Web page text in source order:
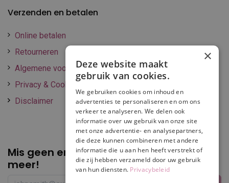
Verzenden en betalen
Online betalen
Retourneren
Algemene voorwaarden
Privacy & Cookie policy
Disclaimer
Mis geen enkelepromotie of korting
meer!
×
Deze website maakt
gebruik van cookies.
We gebruiken cookies om inhoud en
advertenties te personaliseren en om ons
verkeer te analyseren. We delen ook
informatie over uw gebruik van onze site
met onze advertentie- en analysepartners,
die deze kunnen combineren met andere
informatie die u aan hen heeft verstrekt of
die zij hebben verzameld door uw gebruik
van hun diensten. Privacybeleid